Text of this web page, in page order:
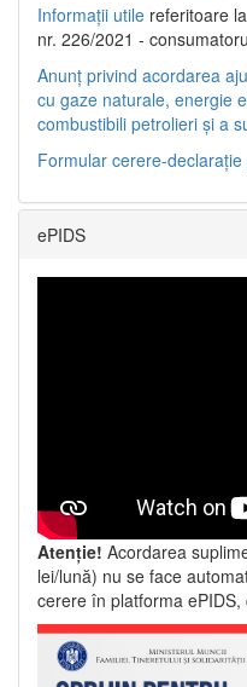
Informații utile referitoare
nr. 226/2021 -
Anunț privind acordarea
cu gaze naturale, energie
combustibili petrolieri și a
Formular cerere-
ePIDS
Atenție! Acordarea
lei/lună) nu se face
cerere în platforma